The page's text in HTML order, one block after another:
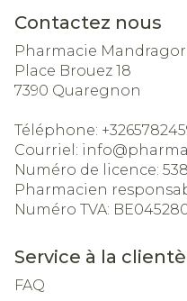
Contactez nous
Pharmacie
Place Brouez 18
7390 Quaregnon
Téléphone:
Courriel: info@
Numéro de licence:
Pharmacien
Numéro TVA:
Service à la
FAQ